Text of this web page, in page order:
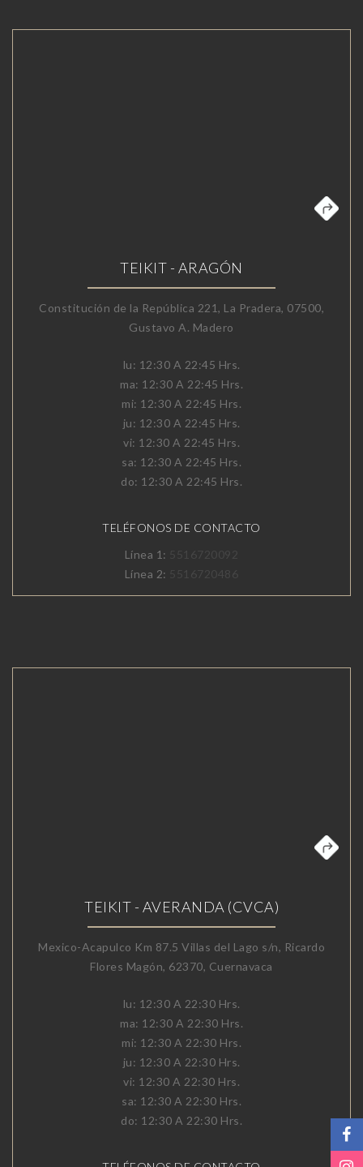
TEIKIT - ARAGÓN
Constitución de la República 221, La Pradera, 07500,
Gustavo A. Madero
lu: 12:30 A 22:45 Hrs.
ma: 12:30 A 22:45 Hrs.
mi: 12:30 A 22:45 Hrs.
ju: 12:30 A 22:45 Hrs.
vi: 12:30 A 22:45 Hrs.
sa: 12:30 A 22:45 Hrs.
do: 12:30 A 22:45 Hrs.
TELÉFONOS DE CONTACTO
Línea 1:
Línea 2:
TEIKIT - AVERANDA (CVCA)
Mexico-Acapulco Km 87.5 Villas del Lago s/n, Ricardo
Flores Magón, 62370, Cuernavaca
lu: 12:30 A 22:30 Hrs.
ma: 12:30 A 22:30 Hrs.
mi: 12:30 A 22:30 Hrs.
ju: 12:30 A 22:30 Hrs.
vi: 12:30 A 22:30 Hrs.
sa: 12:30 A 22:30 Hrs.
do: 12:30 A 22:30 Hrs.